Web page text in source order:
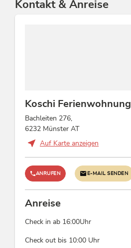
Kontakt & Anreise
Koschi Ferienwohnung
Bachleiten 276,
6232 Münster AT
Auf Karte anzeigen
ANRUFEN E-MAIL SENDEN
Anreise
Check in ab 16:00Uhr
Check out bis 10:00 Uhr